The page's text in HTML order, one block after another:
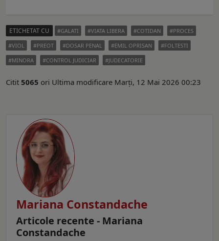
ETICHETAT CU GALATI VIATA LIBERA COTIDAN
PROCES
VIOL
PREOT DOSAR PENAL EMIL OPRISAN
FOLTESTI
MINORA
CONTROL JUDICIAR JUDECATORIE
Citit 5065 ori Ultima modificare Marți, 12 Mai 2026 00:23
Mariana Constandache
Articole recente - Mariana
Constandache